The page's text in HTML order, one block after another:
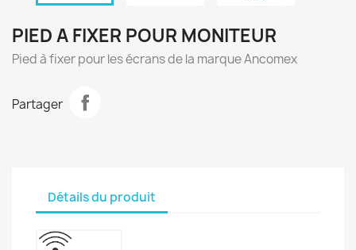
PIED A FIXER POUR MONITEUR
Pied à fixer pour les écrans de la marque Ancomex
Partager
Détails du produit